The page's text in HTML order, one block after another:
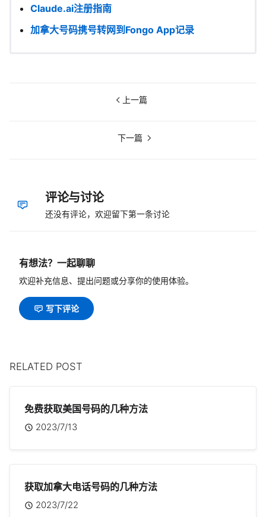
Claude.ai注册指南
加拿大号码携号转网到Fongo App记录
上一篇
下一篇
评论与讨论
还没有评论，欢迎留下第一条讨论
有想法？一起聊聊
欢迎补充信息、提出问题或分享你的使用体验。
写下评论
RELATED POST
免费获取美国号码的几种方法
2023/7/13
获取加拿大电话号码的几种方法
2023/7/22